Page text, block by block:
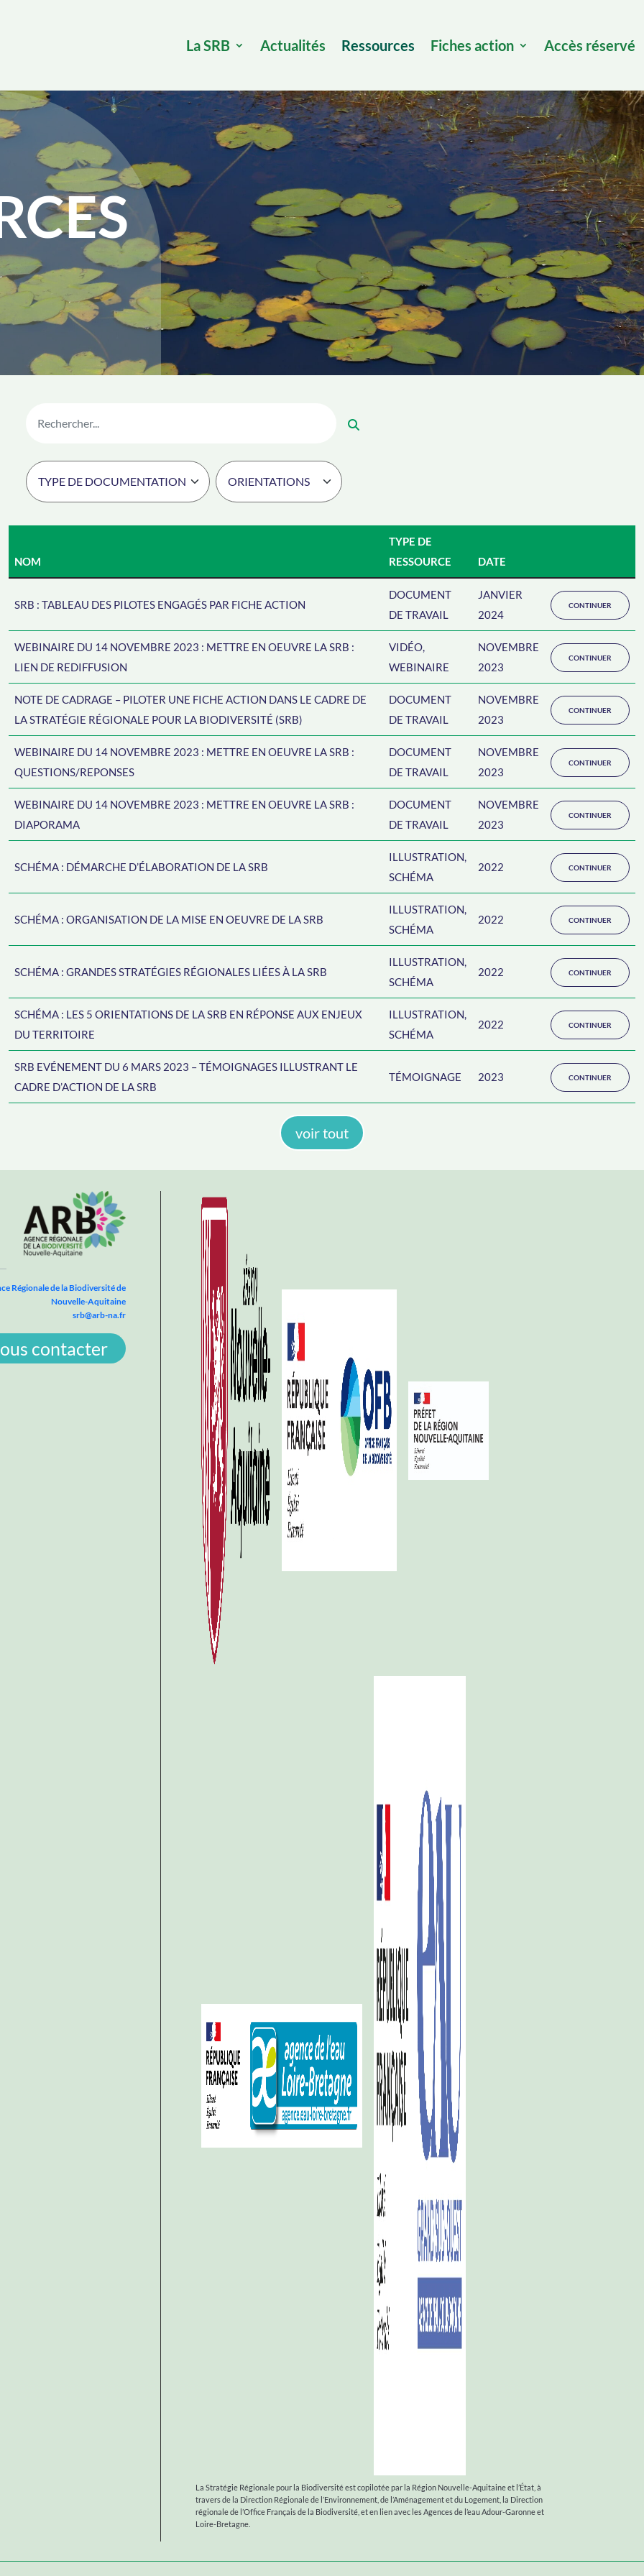
La SRB Actualités Ressources Fiches action Accès réservé
NOM
TYPE DE
RESSOURCE
DATE
SRB : TABLEAU DES PILOTES ENGAGÉS PAR FICHE ACTION
DOCUMENT
DE TRAVAIL
JANVIER
2024
CONTINUER
WEBINAIRE DU 14 NOVEMBRE 2023 : METTRE EN OEUVRE LA SRB :
LIEN DE REDIFFUSION
VIDÉO,
WEBINAIRE
NOVEMBRE
2023
CONTINUER
NOTE DE CADRAGE – PILOTER UNE FICHE ACTION DANS LE CADRE DE
LA STRATÉGIE RÉGIONALE POUR LA BIODIVERSITÉ (SRB)
DOCUMENT
DE TRAVAIL
NOVEMBRE
2023
CONTINUER
WEBINAIRE DU 14 NOVEMBRE 2023 : METTRE EN OEUVRE LA SRB :
QUESTIONS/REPONSES
DOCUMENT
DE TRAVAIL
NOVEMBRE
2023
CONTINUER
WEBINAIRE DU 14 NOVEMBRE 2023 : METTRE EN OEUVRE LA SRB :
DIAPORAMA
DOCUMENT
DE TRAVAIL
NOVEMBRE
2023
CONTINUER
SCHÉMA : DÉMARCHE D’ÉLABORATION DE LA SRB
ILLUSTRATION,
SCHÉMA
2022 CONTINUER
SCHÉMA : ORGANISATION DE LA MISE EN OEUVRE DE LA SRB
ILLUSTRATION,
SCHÉMA
2022 CONTINUER
SCHÉMA : GRANDES STRATÉGIES RÉGIONALES LIÉES À LA SRB
ILLUSTRATION,
SCHÉMA
2022 CONTINUER
SCHÉMA : LES 5 ORIENTATIONS DE LA SRB EN RÉPONSE AUX ENJEUX
DU TERRITOIRE
ILLUSTRATION,
SCHÉMA
2022 CONTINUER
SRB EVÉNEMENT DU 6 MARS 2023 – TÉMOIGNAGES ILLUSTRANT LE
CADRE D’ACTION DE LA SRB
TÉMOIGNAGE 2023 CONTINUER
voir tout
Régionale de la Biodiversité de
Nouvelle-Aquitaine
srb@arb-na.fr
contacter
La Stratégie Régionale pour la Biodiversité est copilotée par la Région Nouvelle-Aquitaine et l’État, à
travers de la Direction Régionale de l’Environnement, de l’Aménagement et du Logement, la Direction
régionale de l’Office Français de la Biodiversité, et en lien avec les Agences de l’eau Adour-Garonne et
Loire-Bretagne.